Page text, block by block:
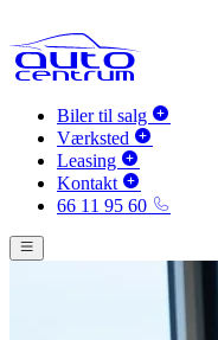
Biler til salg
Værksted
Leasing
Kontakt
66 11 95 60